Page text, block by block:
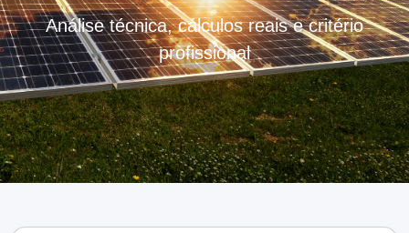
Análise técnica, cálculos reais e critério
profissional